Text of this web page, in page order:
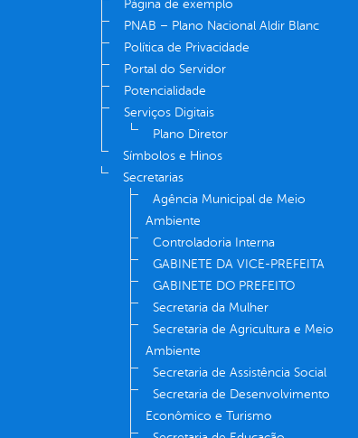
Página de exemplo
PNAB – Plano Nacional Aldir Blanc
Política de Privacidade
Portal do Servidor
Potencialidade
Serviços Digitais
Plano Diretor
Símbolos e Hinos
Secretarias
Agência Municipal de Meio
Ambiente
Controladoria Interna
GABINETE DA VICE-PREFEITA
GABINETE DO PREFEITO
Secretaria da Mulher
Secretaria de Agricultura e Meio
Ambiente
Secretaria de Assistência Social
Secretaria de Desenvolvimento
Econômico e Turismo